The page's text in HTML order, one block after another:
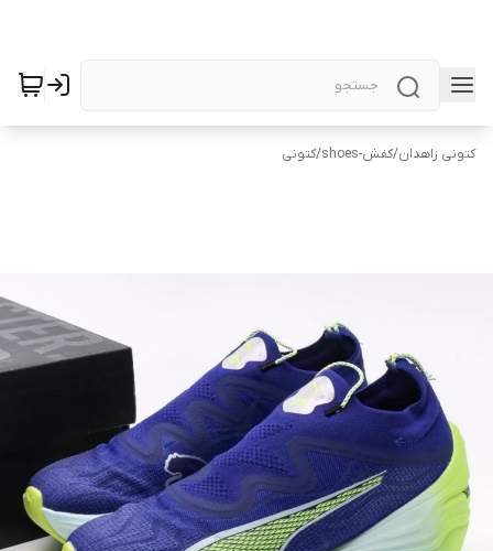
کتونی زاهدان/کفش-shoes /کتونی